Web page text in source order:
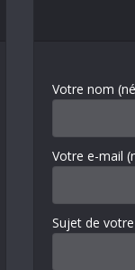
Votre nom
Votre e-mail
Sujet de